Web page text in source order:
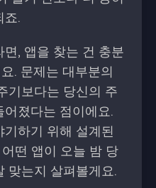
죠.
, 앱을 찾는 건 충분
. 문제는 대부분의
기보다는 당신의 주
졌다는 점이에요.
기하기 위해 설계된
떤 앱이 오늘 밤 당
맞는지 살펴볼게요.